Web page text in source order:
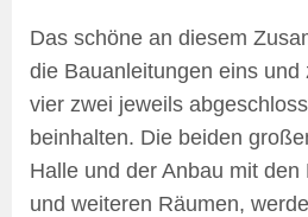
Das schöne an diesem
die Bauanleitungen eins und
vier zwei jeweils
beinhalten. Die beiden
Halle und der Anbau mit den
und weiteren Räumen,